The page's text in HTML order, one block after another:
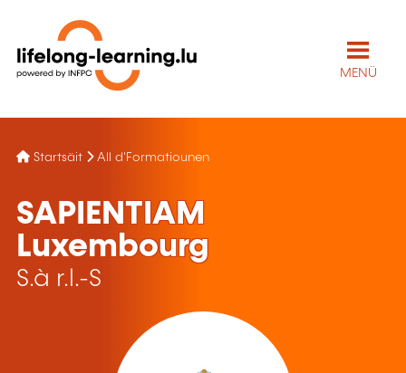
MENÜ
Startsäit All d'Formatiounen
SAPIENTIAM
Luxembourg
S.à r.l.-S